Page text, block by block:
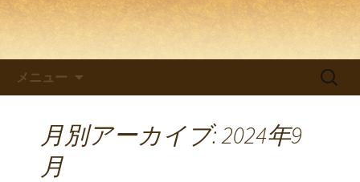
メニュー
検
月別アーカイブ: 2024年9
月